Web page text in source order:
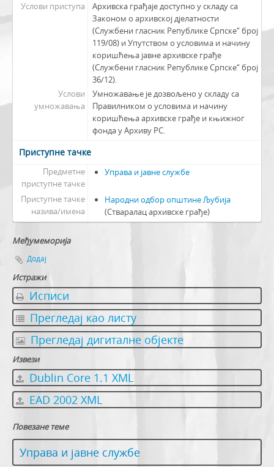
Услови приступа
Архивска грађаје доступно у складу са
Законом о архивској дјелатности
(Службени гласник Републике Српске“ број
119/08) и Упутством о условима и начину
коришћења јавне архивске грађе
(Службени гласник Републике Српске“ број
36/12).
Услови
умножавања
Умножавање је дозвољено у складу са
Правилником о условима и начину
коришћења архивске грађе и књижног
фонда у Архиву РС.
Приступне тачке
Предметне
приступне тачке
Управа и јавне службе
Приступне тачке
назива/имена
Народни одбор општине Љубија
(Стваралац архивске грађе)
Међумеморија
Додај
Истражи
Исписи
Прегледај као листу
Прегледај дигиталне објекте
Извези
Dublin Core 1.1 XML
EAD 2002 XML
Повезане теме
Управа и јавне службе